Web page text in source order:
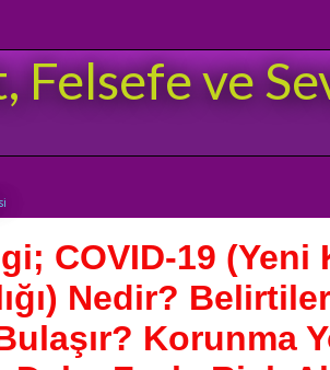
Felsefe ve
COVID-19 (Yeni
Nedir?
Korunma